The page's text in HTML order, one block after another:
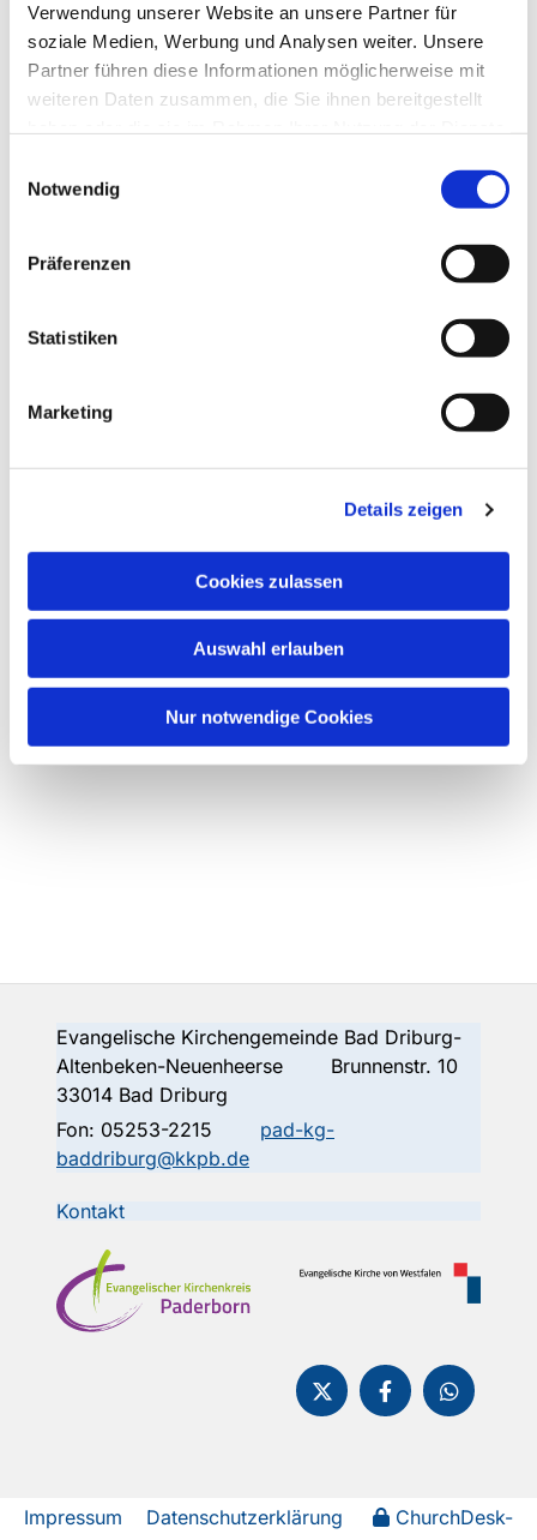
Verwendung unserer Website an unsere Partner für
soziale Medien, Werbung und Analysen weiter. Unsere
Partner führen diese Informationen möglicherweise mit
weiteren Daten zusammen, die Sie ihnen bereitgestellt
Notwendig
Präferenzen
Statistiken
Marketing
Details zeigen
Cookies zulassen
Auswahl erlauben
Nur notwendige Cookies
Dies könnte Sie auch
Evangelische Kirchengemeinde Bad Driburg-
Altenbeken-Neuenheerse Brunnenstr. 10
33014 Bad Driburg
Fon: 05253-2215
pad-kg-
baddriburg@kkpb.de
Kontakt
Impressum Datenschutzerklärung ChurchDesk-